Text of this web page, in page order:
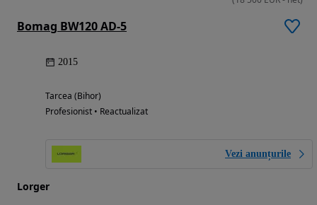
Bomag BW120 AD-5
2015
Tarcea (Bihor)
Profesionist • Reactualizat
Vezi anunțurile
Lorger